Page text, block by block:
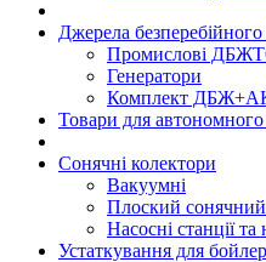
Джерела
Промислові ДБЖ
Генератори
Комплект
Товари для
Сонячні колектори
Вакуумні
Плоский сонячний
Насосні станції та
Устаткування для